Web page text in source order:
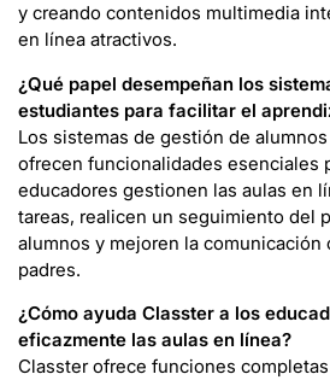
y creando contenidos multimedia
en línea atractivos.
¿Qué papel desempeñan los
estudiantes para facilitar el
Los sistemas de gestión de
ofrecen funcionalidades esenciales
educadores gestionen las aulas en
tareas, realicen un seguimiento del
alumnos y mejoren la comunicación
padres.
¿Cómo ayuda Classter a los
eficazmente las aulas en línea?
Classter ofrece funciones